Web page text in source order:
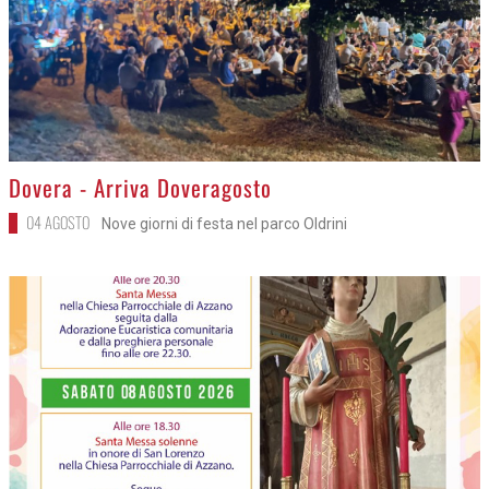
>
Dovera - Arriva Doveragosto
04 AGOSTO Nove giorni di festa nel parco Oldrini